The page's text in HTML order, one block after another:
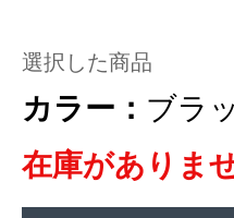
選択した商品
カラー： ブラ
在庫がありま